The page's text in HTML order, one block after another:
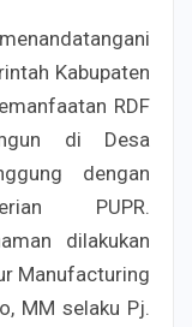
Kabupaten
RDF
di Desa
dengan
PUPR.
dilakukan
Manufacturing
MM selaku Pj.